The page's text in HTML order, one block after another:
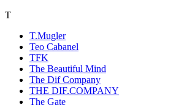
T
T.Mugler
Teo Cabanel
TFK
The Beautiful Mind
The Dif Company
THE DIF.COMPANY
The Gate